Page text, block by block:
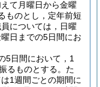
て月曜日から金曜
ものとし，定年前短
については，日曜
日までの5日間にお
5日間において，1
るものとする。 た
1週間ごとの期間に